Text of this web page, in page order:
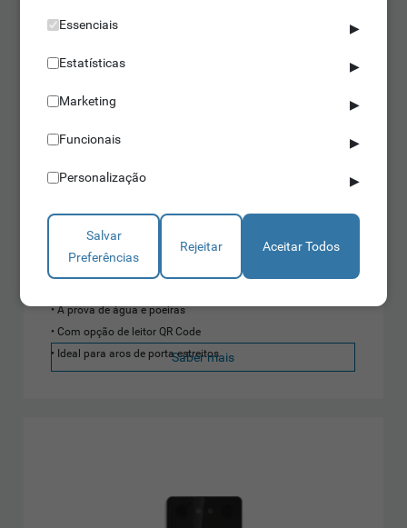
À prova de água e poeiras
Com opção de leitor QR Code
Ideal para aros de porta estreitos
Saber mais
Essenciais ▶
Estatísticas ▶
Marketing ▶
Funcionais ▶
Personalização ▶
Salvar
Preferências
Rejeitar Aceitar Todos